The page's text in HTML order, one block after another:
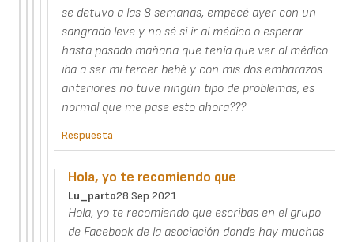
se detuvo a las 8 semanas, empecé ayer con un
sangrado leve y no sé si ir al médico o esperar
hasta pasado mañana que tenía que ver al médico...
iba a ser mi tercer bebé y con mis dos embarazos
anteriores no tuve ningún tipo de problemas, es
normal que me pase esto ahora???
Respuesta
Hola, yo te recomiendo que
Lu_parto28 Sep 2021
Hola, yo te recomiendo que escribas en el grupo
de Facebook de la asociación donde hay muchas